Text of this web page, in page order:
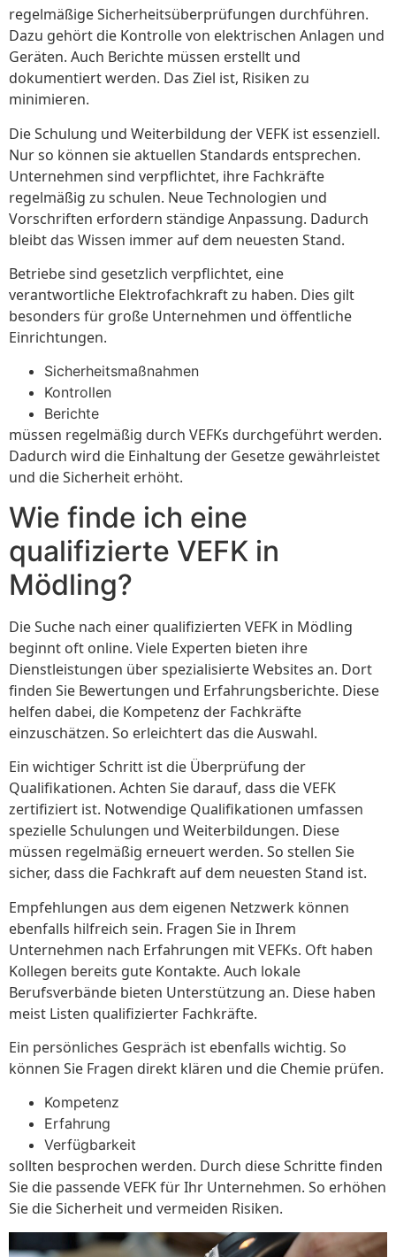
regelmäßige Sicherheitsüberprüfungen durchführen.
Dazu gehört die Kontrolle von elektrischen Anlagen und
Geräten. Auch Berichte müssen erstellt und
dokumentiert werden. Das Ziel ist, Risiken zu
minimieren.
Die Schulung und Weiterbildung der VEFK ist essenziell.
Nur so können sie aktuellen Standards entsprechen.
Unternehmen sind verpflichtet, ihre Fachkräfte
regelmäßig zu schulen. Neue Technologien und
Vorschriften erfordern ständige Anpassung. Dadurch
bleibt das Wissen immer auf dem neuesten Stand.
Betriebe sind gesetzlich verpflichtet, eine
verantwortliche Elektrofachkraft zu haben. Dies gilt
besonders für große Unternehmen und öffentliche
Einrichtungen.
Sicherheitsmaßnahmen
Kontrollen
Berichte
müssen regelmäßig durch VEFKs durchgeführt werden.
Dadurch wird die Einhaltung der Gesetze gewährleistet
und die Sicherheit erhöht.
Wie finde ich eine
qualifizierte VEFK in
Mödling?
Die Suche nach einer qualifizierten VEFK in Mödling
beginnt oft online. Viele Experten bieten ihre
Dienstleistungen über spezialisierte Websites an. Dort
finden Sie Bewertungen und Erfahrungsberichte. Diese
helfen dabei, die Kompetenz der Fachkräfte
einzuschätzen. So erleichtert das die Auswahl.
Ein wichtiger Schritt ist die Überprüfung der
Qualifikationen. Achten Sie darauf, dass die VEFK
zertifiziert ist. Notwendige Qualifikationen umfassen
spezielle Schulungen und Weiterbildungen. Diese
müssen regelmäßig erneuert werden. So stellen Sie
sicher, dass die Fachkraft auf dem neuesten Stand ist.
Empfehlungen aus dem eigenen Netzwerk können
ebenfalls hilfreich sein. Fragen Sie in Ihrem
Unternehmen nach Erfahrungen mit VEFKs. Oft haben
Kollegen bereits gute Kontakte. Auch lokale
Berufsverbände bieten Unterstützung an. Diese haben
meist Listen qualifizierter Fachkräfte.
Ein persönliches Gespräch ist ebenfalls wichtig. So
können Sie Fragen direkt klären und die Chemie prüfen.
Kompetenz
Erfahrung
Verfügbarkeit
sollten besprochen werden. Durch diese Schritte finden
Sie die passende VEFK für Ihr Unternehmen. So erhöhen
Sie die Sicherheit und vermeiden Risiken.